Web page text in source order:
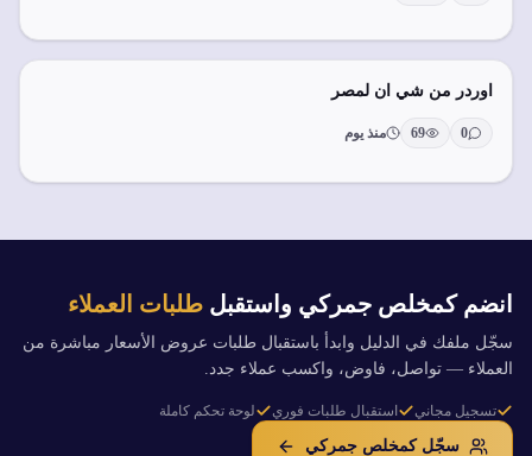
اوردر من شي ان لمصر
0
69 منذ يوم
انضم كمخلص جمركي واستقبل طلبات العملاء
سجّل ملفك في الدليل وابدأ باستقبال طلبات عروض الأسعار مباشرة من
العملاء — تواصل، فاوض، واكسب عملاء جدد.
تسجيل مجاني استقبال طلبات فوري لوحة تحكم كاملة
سجّل كمخلص جمركي